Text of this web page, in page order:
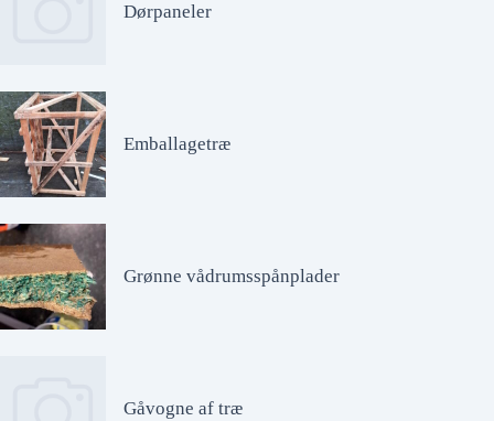
Dørpaneler
Emballagetræ
Grønne vådrumsspånplader
Gåvogne af træ